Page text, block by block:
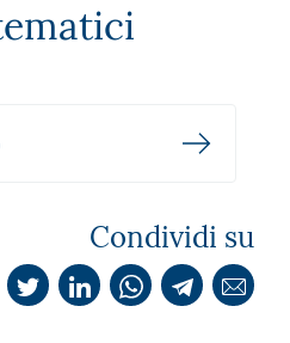
Condividi su